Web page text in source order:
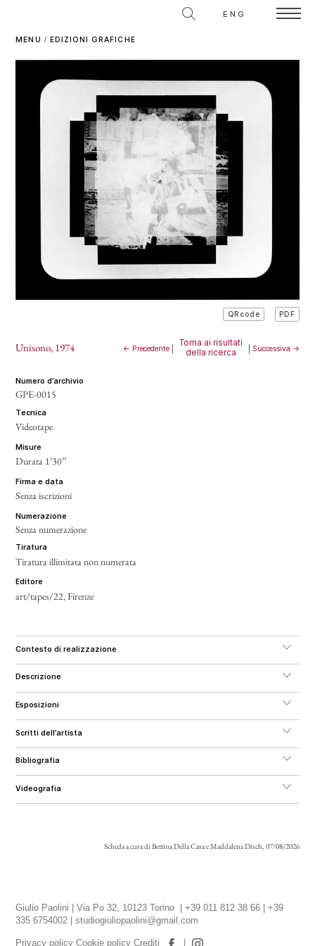
ENG
MENU / EDIZIONI GRAFICHE
QRcode PDF
Unisono, 1974 ← Precedente|
Torna ai risultati
della ricerca
Successiva →
numero d’archivio
GPE-0015
tecnica
Videotape
misure
Durata 1’30’’
firma e data
Senza iscrizioni
numerazione
Senza numerazione
tiratura
Tiratura illimitata non numerata
editore
art/tapes/22, Firenze
contesto di realizzazione
descrizione
esposizioni
scritti dell’artista
bibliografia
videografia
Scheda a cura di Bettina Della Casa e Maddalena Disch, 07/08/2026
Giulio Paolini | Via Po 32, 10123 Torino | +39 011 812 38 66 | +39
335 6754002 |studiogiuliopaolini@gmail.com
Privacy policy Cookie policy Crediti